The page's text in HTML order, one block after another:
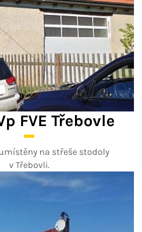
FVE Třebovle
na střeše stodoly
v Třebovli.